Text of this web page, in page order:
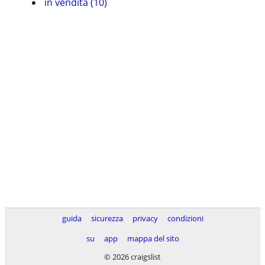
guida sicurezza privacy
condizioni
su
app
mappa del sito
© 2026 craigslist